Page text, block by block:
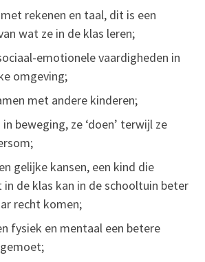
rekenen en taal, dit is een
wat ze in de klas leren;
emotionele vaardigheden in
omgeving;
met andere kinderen;
beweging, ze ‘doen’ terwijl ze
gelijke kansen, een kind die
de klas kan in de schooltuin beter
recht komen;
fysiek en mentaal een betere